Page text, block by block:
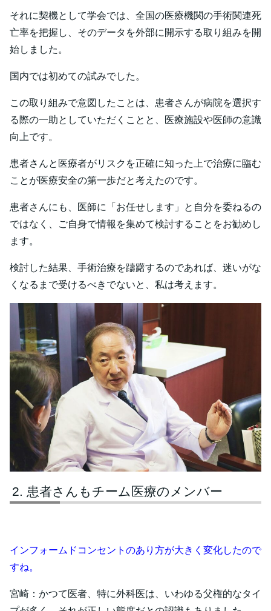
それに契機として学会では、全国の医療機関の手術関連死
亡率を把握し、そのデータを外部に開示する取り組みを開
始しました。
国内では初めての試みでした。
この取り組みで意図したことは、患者さんが病院を選択す
る際の一助としていただくことと、医療施設や医師の意識
向上です。
患者さんと医療者がリスクを正確に知った上で治療に臨む
ことが医療安全の第一歩だと考えたのです。
患者さんにも、医師に「お任せします」と自分を委ねるの
ではなく、ご自身で情報を集めて検討することをお勧めし
ます。
検討した結果、手術治療を躊躇するのであれば、迷いがな
くなるまで受けるべきでないと、私は考えます。
患者さんもチーム医療のメンバー
インフォームドコンセントのあり方が大きく変化したので
すね。
宮崎：かつて医者、特に外科医は、いわゆる父権的なタイ